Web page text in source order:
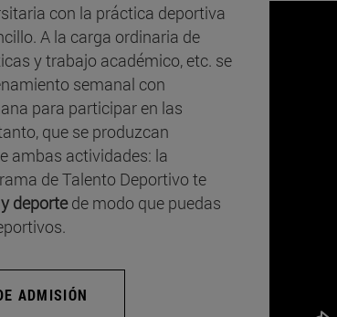
con la práctica deportiva
A la carga ordinaria de
y trabajo académico, etc. se
semanal con
para participar en las
que se produzcan
ambas actividades: la
de Talento Deportivo te
deportede modo que puedas
ADMISIÓN